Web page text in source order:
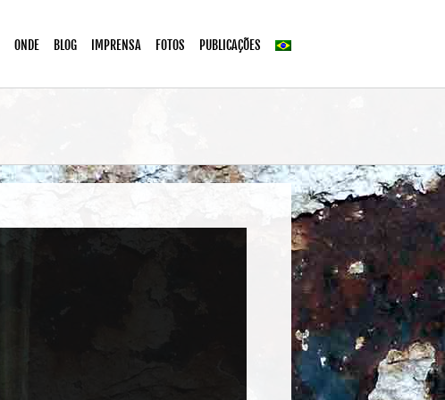
ONDE BLOG IMPRENSA FOTOS PUBLICAÇÕES